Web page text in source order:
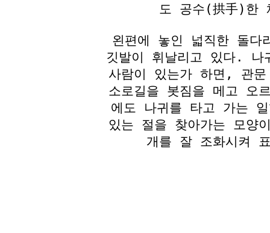
도 공수(拱手)한
왼편에 놓인 넓직한 돌다
깃발이 휘날리고 있다. 나
사람이 있는가 하면, 관
소로길을 봇짐을 메고 오
에도 나귀를 타고 가는
있는 절을 찾아가는 모양
개를 잘 조화시켜